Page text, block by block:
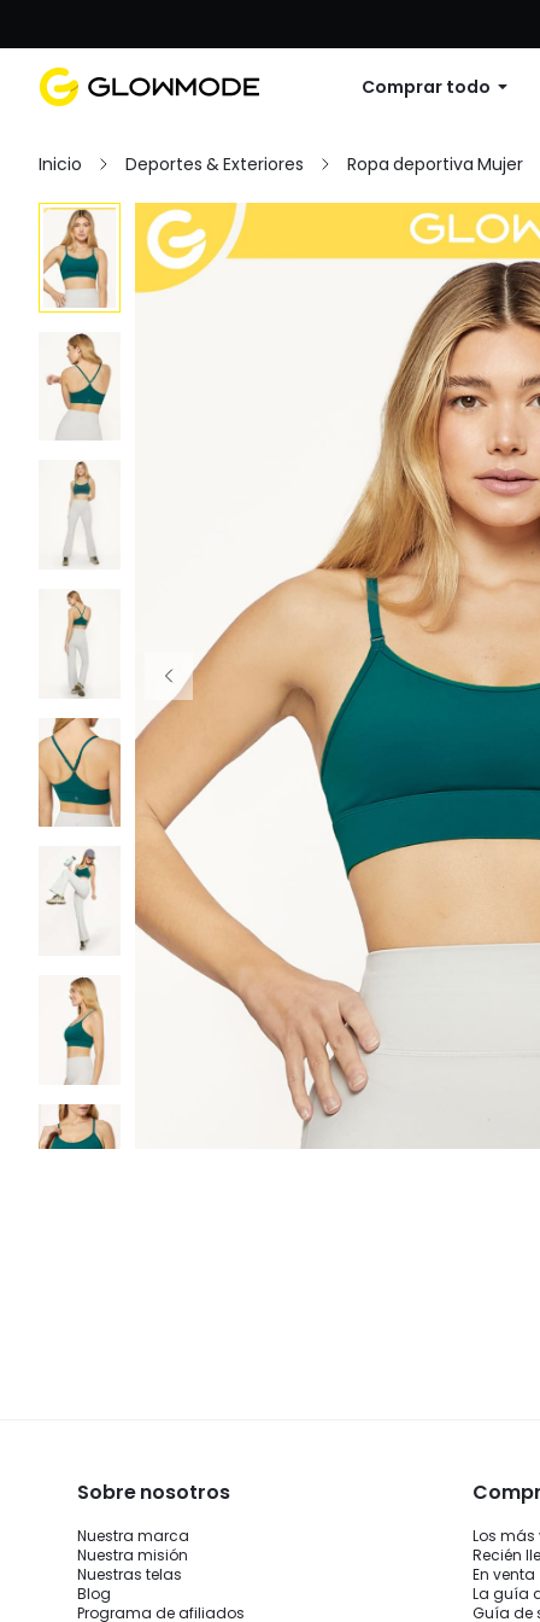
Comprar todo
Inicio Deportes & Exteriores Ropa deportiva Mujer
Sobre nosotros
Nuestra marca
Nuestra misión
Nuestras telas
Blog
Programa de afiliados
Los
Recién
En venta
La guía
Guía de